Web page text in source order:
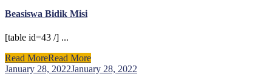
Beasiswa Bidik Misi
[table id=43 /] ...
Read MoreRead More
January 28, 2022January 28, 2022